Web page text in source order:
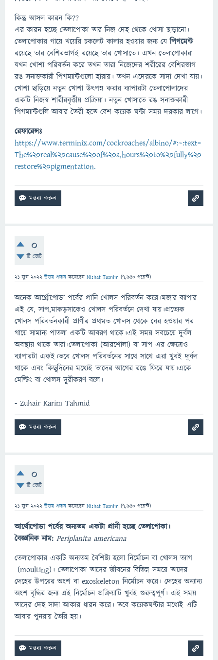
কিন্তু আসল কারন কি??
এর কারন হচ্ছে তেলাপোকা তার নিজ দেহ থেকে খোসা ছাড়ানো।
তেলাপোকার গায়ে খয়েরি চকলেট কালার হওয়ার জন্য যেপিগমেন্ট
রয়েছে তার বেশিরভাগই রয়েছে তার খোসাতে। এখন তেলাপোকারা
যখন খোশা পরিবর্তন করে তখন তারা নিজেদের শরীরের বেশিরভাগ
রঙ সনাক্তকারী পিগম্যান্টগুলো হারায়। তখন এদেরকে সাদা দেখা যায়।
খোশা ছাড়িয়ে নতুন খোশা উৎপন্ন করার ব্যাপারটা তেলাপোলাদের
একটি নিজস্ব শারীরবৃত্তীয় প্রক্রিয়া। নতুন খোসাতে রঙ সনাক্তকারী
পিগম্যান্টগুলি আবার তৈরী হতে বেশ কয়েক ঘন্টা সময় দরকার লাগে।
রেফারেন্সঃ
https://www.terminix.com/cockroaches/albino/#:~:text=
The%20real%20cause%20of%20a,hours%20to%20fully%20
restore%20pigmentation.
0
টি ভোট
21 জুন 2022 উত্তর প্রদান করেছেন Nishat Tasnim (7,950 পয়েন্ট)
অনেক আর্থ্রোপোডা পর্বের প্রানি খোলস পরিবর্তন করে।মজার ব্যাপার
এই যে, সাপ,মাকড়সাকেও খোলস পরিবর্তনে দেখা যায়।প্রত্যেক
খোলস পরিবর্তনকারী প্রাণীর প্রথমত খোলস থেকে বের হওয়ার পর
গায়ে সামান্য পাতলা একটি আবরণ থাকে।এই সময় সবচেয়ে দূর্বল
অবস্থায় থাকে তারা।তেলাপোকা (আরশোলা) বা সাপ এর ক্ষেত্রেও
ব্যাপারটা একই।তবে খোলস পরিবর্তনের সাথে সাথে এরা খুবই দূর্বল
থাকে এবং কিছুদিনের মধ্যেই তাদের আগের রঙে ফিরে যায়।একে
মেল্টিং বা খোলস দূূরীকরণ বলে।
- Zuhair Karim Tahmid
0
টি ভোট
21 জুন 2022 উত্তর প্রদান করেছেন Nishat Tasnim (7,950 পয়েন্ট)
আর্থোপোডা পর্বের অন্যতম একটা প্রানী হচ্ছে তেলাপোকা।
বৈজ্ঞানিক নাম: Periplanita americana
তেলাপোকার একটি অন্যতম বৈশিষ্ট্য হলো নির্মোচন বা খোলস ত্যাগ
(moulting)। তেলাপোকা তাদের জীবনের বিভিন্ন সময়ে তাদের
দেহের উপরের অংশ বা exoskeleton নির্মোচন করে। দেহের অন্যান্য
অংশ বৃদ্ধির জন্য এই নির্মোচন প্রক্রিয়াটি খুবই গুরুত্বপূর্ণ। এই সময়
তাদের দেহ সাদা আকার ধারন করে। তবে কয়েকঘণ্টার মধ্যেই এটি
আবার পুনরায় তৈরি হয়।